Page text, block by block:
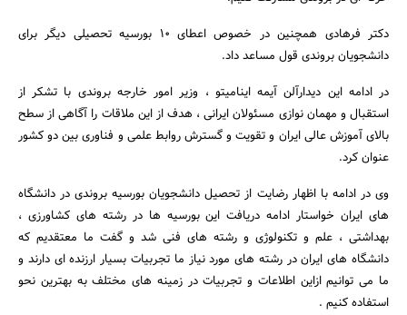
جستجو
دکتر فرهادی همچنین در خصوص اعطای 10 بورسیه تحصیلی دیگر برای
دانشجویان بروندی قول مساعد داد.
در ادامه این دیدارآلن آیمه اینامیتو ، وزیر امور خارجه بروندی با تشکر از
استقبال و مهمان نوازی مسئولان ایرانی ، هدف از این ملاقات را آگاهی از سطح
بالای آموزش عالی ایران و تقویت و گسترش روابط علمی و فناوری بین دو کشور
عنوان کرد.
وی در ادامه با اظهار رضایت از تحصیل دانشجویان بورسیه بروندی در دانشگاه
های ایران خواستار ادامه دریافت این بورسیه ها در رشته های کشاورزی ،
بهداشتی ، علم و تکنولوژی و رشته های فنی شد و گفت ما معتقدیم که
دانشگاه های ایران در رشته های مورد نیاز ما تجربیات بسیار ارزنده ای دارند و
ما می توانیم ازاین اطلاعات و تجربیات در زمینه های مختلف به بهترین نحو
استفاده کنیم .